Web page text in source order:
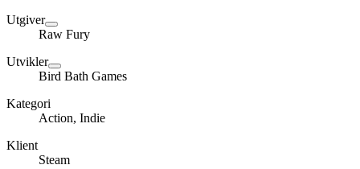
Utgiver
Raw Fury
Utvikler
Bird Bath Games
Kategori
Action, Indie
Klient
Steam